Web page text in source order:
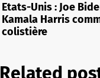
Etats-Unis : Joe
Kamala Harris
colistière
Related